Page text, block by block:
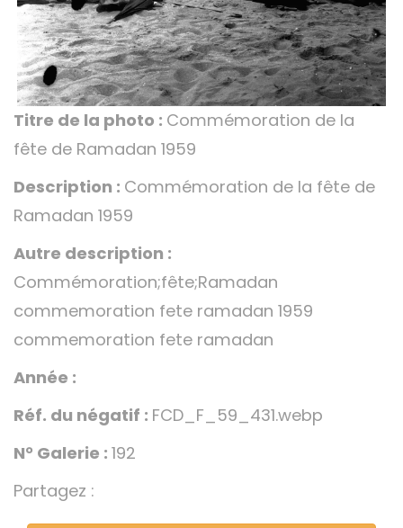
Titre de la photo : Commémoration de la
fête de Ramadan 1959
Description : Commémoration de la fête de
Ramadan 1959
Autre description :
Commémoration;fête;Ramadan
commemoration fete ramadan 1959
commemoration fete ramadan
Année :
Réf. du négatif : FCD_F_59_431.webp
N° Galerie : 192
Partagez :